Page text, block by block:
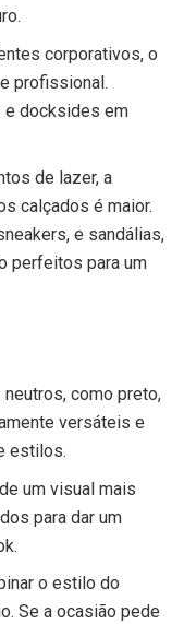
corporativos, o
profissional.
e docksides em
de lazer, a
calçados é maior.
e sandálias,
perfeitos para um
como preto,
versáteis e
estilos.
um visual mais
para dar um
o estilo do
Se a ocasião pede